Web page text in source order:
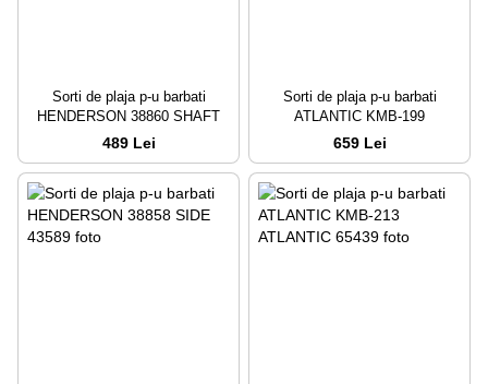
Sorti de plaja p-u barbati
HENDERSON 38860 SHAFT
489 Lei
Sorti de plaja p-u barbati
ATLANTIC KMB-199
659 Lei